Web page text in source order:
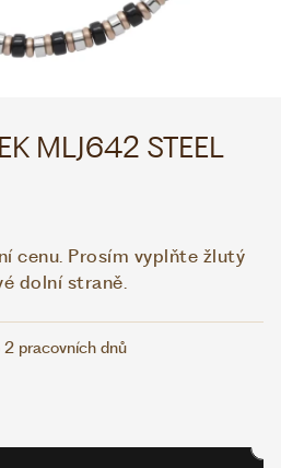
+420 775 138 346
MLJ642 STEEL
cenu. Prosím vyplňte žlutý
dolní straně.
pracovních dnů